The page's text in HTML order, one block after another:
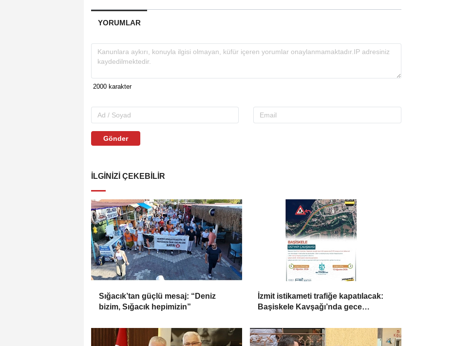
YORUMLAR
Gönder
İLGINIZI ÇEKEBILIR
Sığacık’tan güçlü mesaj: “Deniz
bizim, Sığacık hepimizin”
İzmit istikameti trafiğe kapatılacak:
Başiskele Kavşağı’nda gece